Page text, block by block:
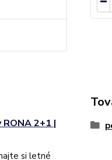
RONA 2+1 |
si letné